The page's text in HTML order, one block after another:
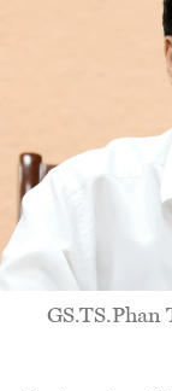
GS.TS.Phan